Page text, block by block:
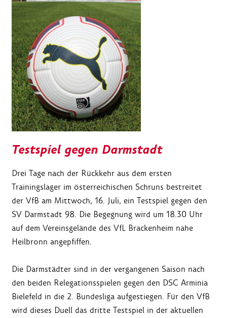
Testspiel gegen Darmstadt
Drei Tage nach der Rückkehr aus dem ersten
Trainingslager im österreichischen Schruns bestreitet
der VfB am Mittwoch, 16. Juli, ein Testspiel gegen den
SV Darmstadt 98. Die Begegnung wird um 18.30 Uhr
auf dem Vereinsgelände des VfL Brackenheim nahe
Heilbronn angepfiffen.
Die Darmstädter sind in der vergangenen Saison nach
den beiden Relegationsspielen gegen den DSC Arminia
Bielefeld in die 2. Bundesliga aufgestiegen. Für den VfB
wird dieses Duell das dritte Testspiel in der aktuellen